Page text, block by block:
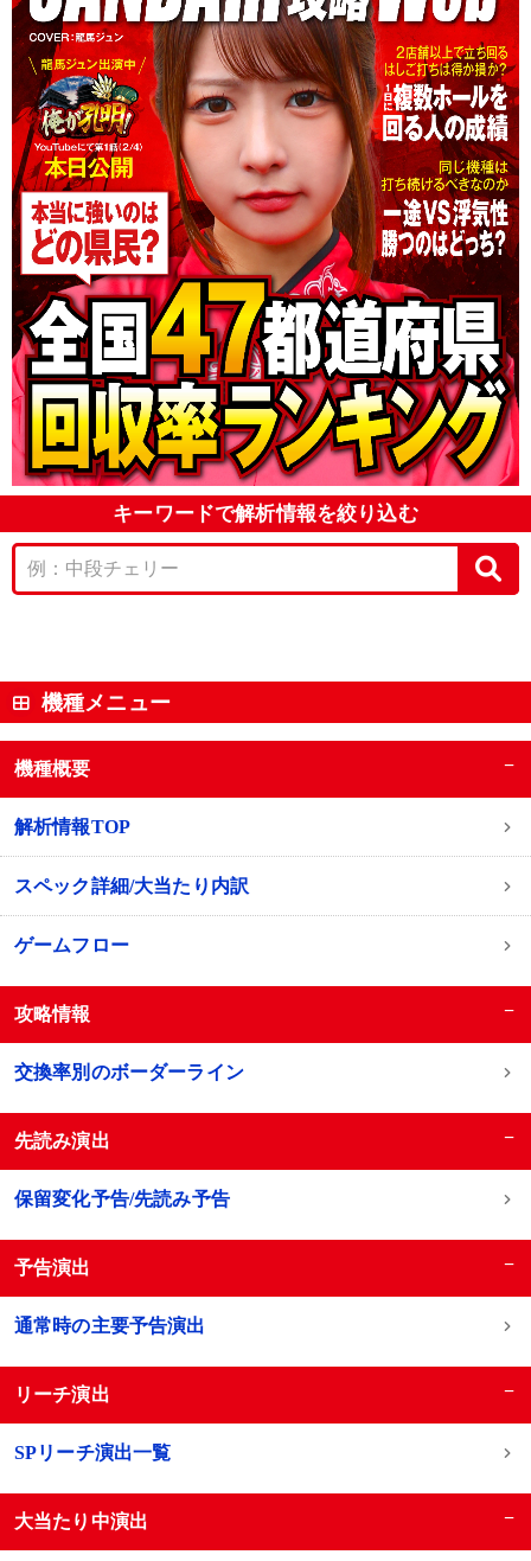
キーワードで解析情報を絞り込む
機種メニュー
機種概要 −
解析情報TOP
スペック詳細/大当たり内訳
ゲームフロー
攻略情報 −
交換率別のボーダーライン
先読み演出 −
保留変化予告/先読み予告
予告演出 −
通常時の主要予告演出
リーチ演出 −
SPリーチ演出一覧
大当たり中演出 −